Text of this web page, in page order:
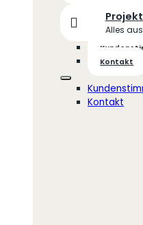
Alles aus
Kontakt
Kontakt